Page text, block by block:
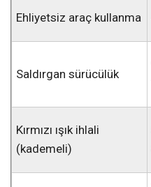
Ehliyetsiz araç kullanma
Saldırgan sürücülük
Kırmızı ışık ihlali
(kademeli)